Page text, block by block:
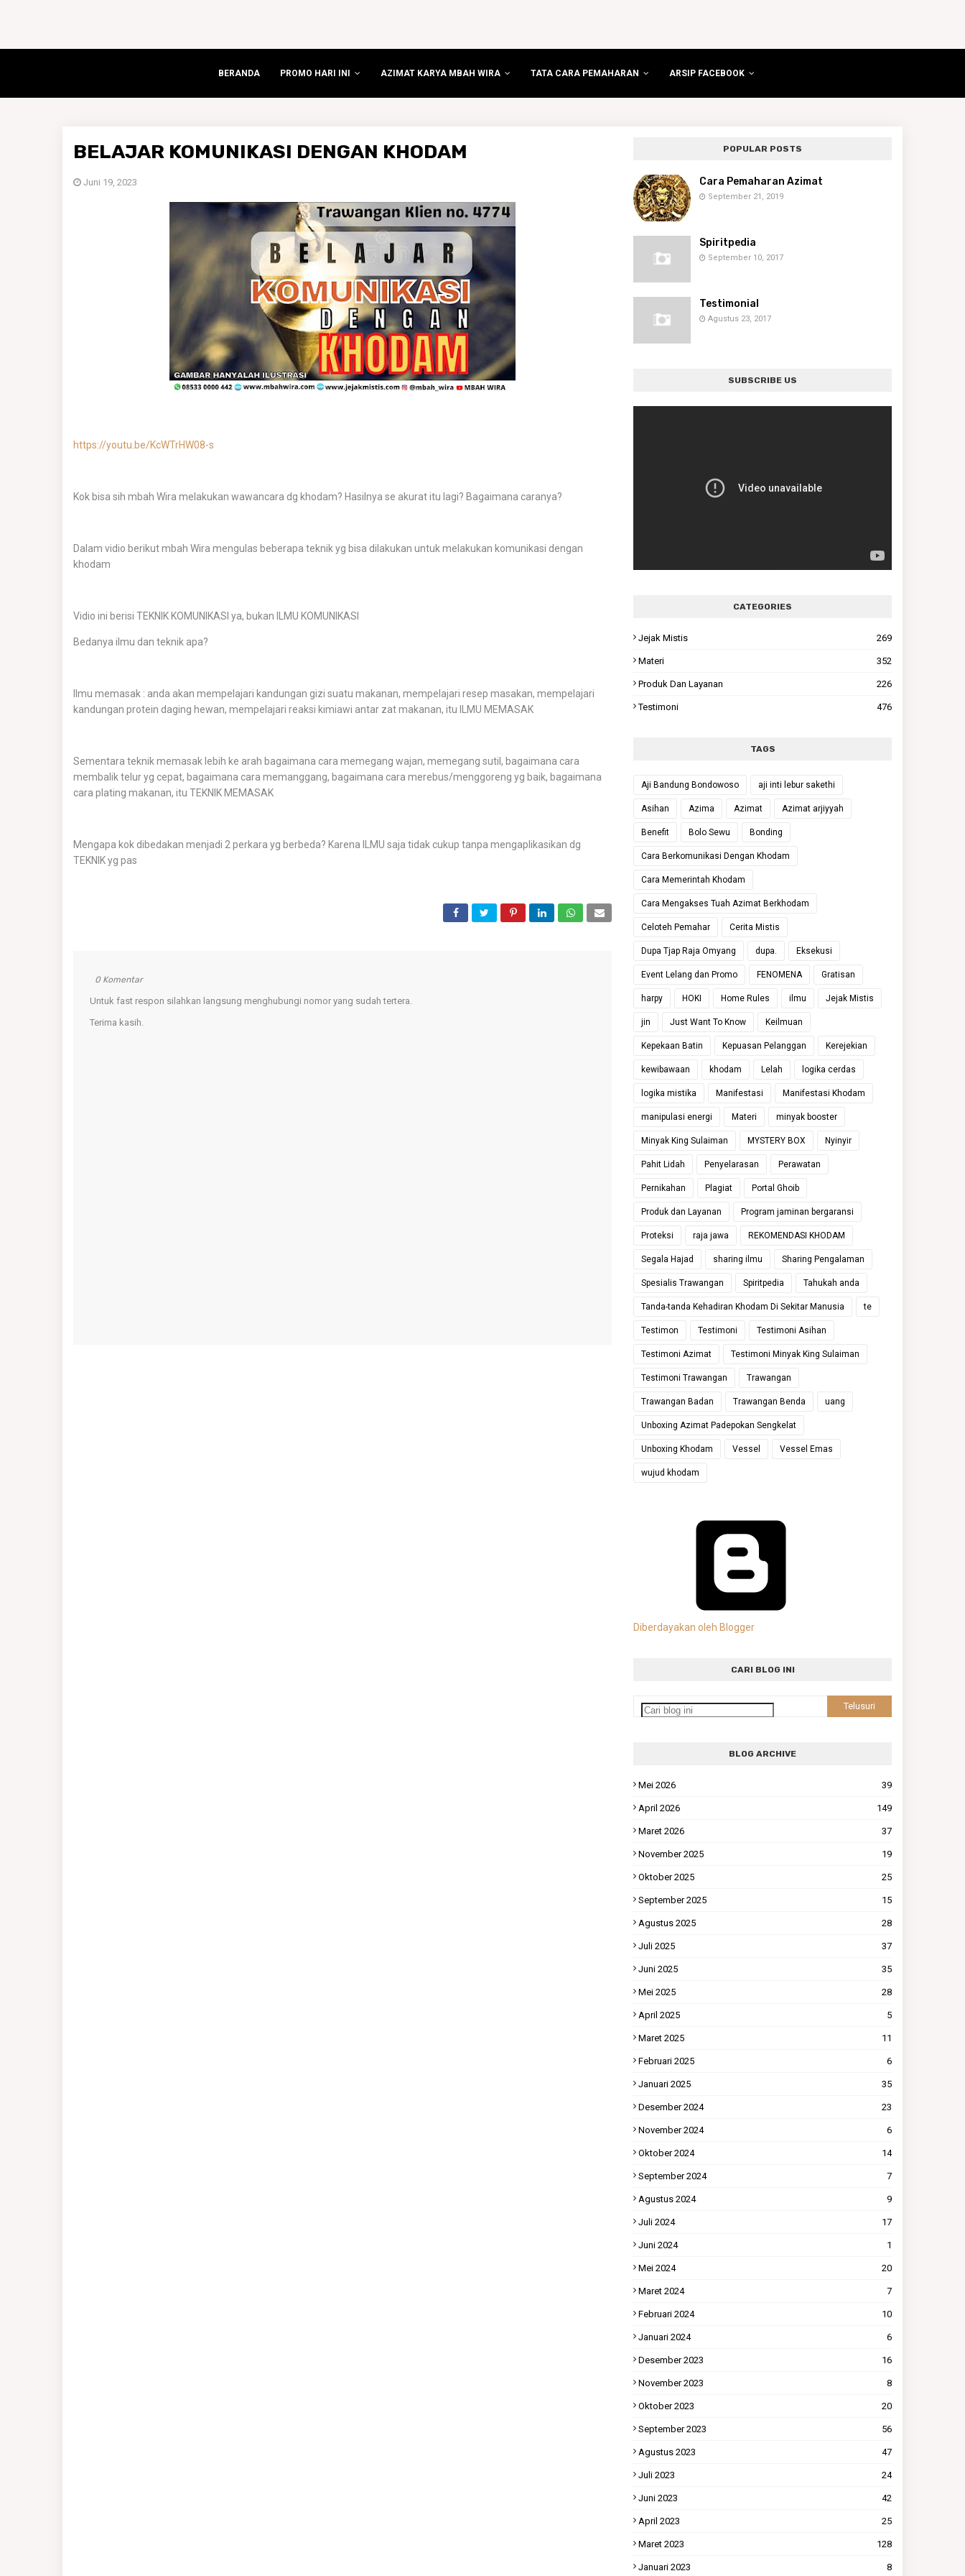
BERANDA PROMO HARI INI AZIMAT KARYA MBAH WIRA TATA CARA PEMAHARAN ARSIP FACEBOOK
BELAJAR KOMUNIKASI DENGAN KHODAM
Juni 19, 2023
https://youtu.be/KcWTrHW08-s
Kok bisa sih mbah Wira melakukan wawancara dg khodam? Hasilnya se akurat itu lagi? Bagaimana caranya?
Dalam vidio berikut mbah Wira mengulas beberapa teknik yg bisa dilakukan untuk melakukan komunikasi dengan
khodam
Vidio ini berisi TEKNIK KOMUNIKASI ya, bukan ILMU KOMUNIKASI
Bedanya ilmu dan teknik apa?
Ilmu memasak : anda akan mempelajari kandungan gizi suatu makanan, mempelajari resep masakan, mempelajari
kandungan protein daging hewan, mempelajari reaksi kimiawi antar zat makanan, itu ILMU MEMASAK
Sementara teknik memasak lebih ke arah bagaimana cara memegang wajan, memegang sutil, bagaimana cara
membalik telur yg cepat, bagaimana cara memanggang, bagaimana cara merebus/menggoreng yg baik, bagaimana
cara plating makanan, itu TEKNIK MEMASAK
Mengapa kok dibedakan menjadi 2 perkara yg berbeda? Karena ILMU saja tidak cukup tanpa mengaplikasikan dg
TEKNIK yg pas
0 Komentar
Untuk fast respon silahkan langsung menghubungi nomor yang sudah tertera.
Terima kasih.
POPULAR POSTS
Cara Pemaharan Azimat
September 21, 2019
Spiritpedia
September 10, 2017
Testimonial
Agustus 23, 2017
SUBSCRIBE US
CATEGORIES
Jejak Mistis 269
Materi 352
Produk Dan Layanan 226
Testimoni 476
TAGS
Aji Bandung Bondowoso aji inti lebur sakethi
Asihan Azima Azimat Azimat arjiyyah
Benefit Bolo Sewu Bonding
Cara Berkomunikasi Dengan Khodam
Cara Memerintah Khodam
Cara Mengakses Tuah Azimat Berkhodam
Celoteh Pemahar Cerita Mistis
Dupa Tjap Raja Omyang dupa. Eksekusi
Event Lelang dan Promo FENOMENA Gratisan
harpy HOKI Home Rules ilmu Jejak Mistis
jin Just Want To Know Keilmuan
Kepekaan Batin Kepuasan Pelanggan Kerejekian
kewibawaan khodam Lelah logika cerdas
logika mistika Manifestasi Manifestasi Khodam
manipulasi energi Materi minyak booster
Minyak King Sulaiman MYSTERY BOX Nyinyir
Pahit Lidah Penyelarasan Perawatan
Pernikahan Plagiat Portal Ghoib
Produk dan Layanan Program jaminan bergaransi
Proteksi raja jawa REKOMENDASI KHODAM
Segala Hajad sharing ilmu Sharing Pengalaman
Spesialis Trawangan Spiritpedia Tahukah anda
Tanda-tanda Kehadiran Khodam Di Sekitar Manusia te
Testimon Testimoni Testimoni Asihan
Testimoni Azimat Testimoni Minyak King Sulaiman
Testimoni Trawangan Trawangan
Trawangan Badan Trawangan Benda uang
Unboxing Azimat Padepokan Sengkelat
Unboxing Khodam Vessel Vessel Emas
wujud khodam
Diberdayakan oleh Blogger
CARI BLOG INI
BLOG ARCHIVE
Mei 2026 39
April 2026 149
Maret 2026 37
November 2025 19
Oktober 2025 25
September 2025 15
Agustus 2025 28
Juli 2025 37
Juni 2025 35
Mei 2025 28
April 2025 5
Maret 2025 11
Februari 2025 6
Januari 2025 35
Desember 2024 23
November 2024 6
Oktober 2024 14
September 2024 7
Agustus 2024 9
Juli 2024 17
Juni 2024 1
Mei 2024 20
Maret 2024 7
Februari 2024 10
Januari 2024 6
Desember 2023 16
November 2023 8
Oktober 2023 20
September 2023 56
Agustus 2023 47
Juli 2023 24
Juni 2023 42
April 2023 25
Maret 2023 128
Januari 2023 8